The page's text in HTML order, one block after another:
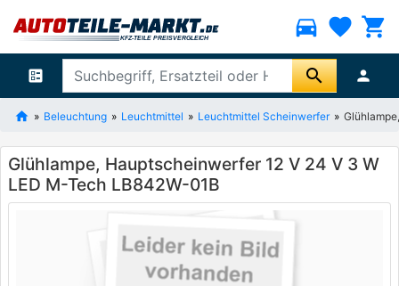
directions_car favorite shopping_cart
ballot search person
Beleuchtung Leuchtmittel Leuchtmittel Scheinwerfer
Glühlampe, Hauptscheinwerfer 12 V 24 V 3 W
LED M-Tech LB842W-01B